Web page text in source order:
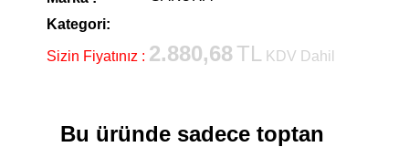
Kategori:
Sizin Fiyatınız : 2.880,68TL KDV Dahil
Bu üründe sadece toptan